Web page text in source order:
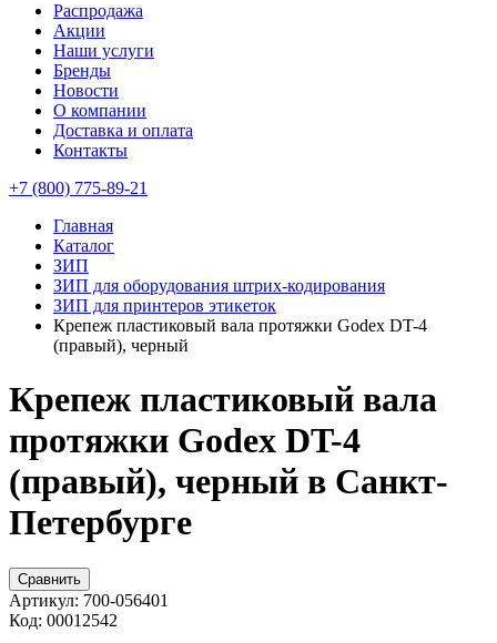
Распродажа
Акции
Наши услуги
Бренды
Новости
О компании
Доставка и оплата
Контакты
+7 (800) 775-89-21
Главная
Каталог
ЗИП
ЗИП для оборудования штрих-кодирования
ЗИП для принтеров этикеток
Крепеж пластиковый вала протяжки Godex DT-4
(правый), черный
Крепеж пластиковый вала
протяжки Godex DT-4
(правый), черный в Санкт-
Петербурге
Сравнить
Артикул: 700-056401
Код: 00012542